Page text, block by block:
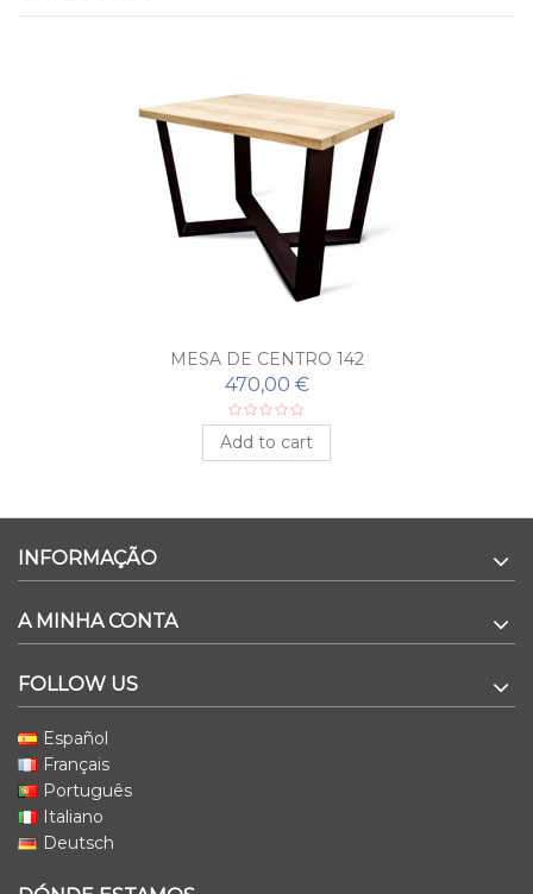
MESA DE CENTRO 142
470,00 €
Add to cart
INFORMAÇÃO
A MINHA CONTA
FOLLOW US
Español
Français
Português
Italiano
Deutsch